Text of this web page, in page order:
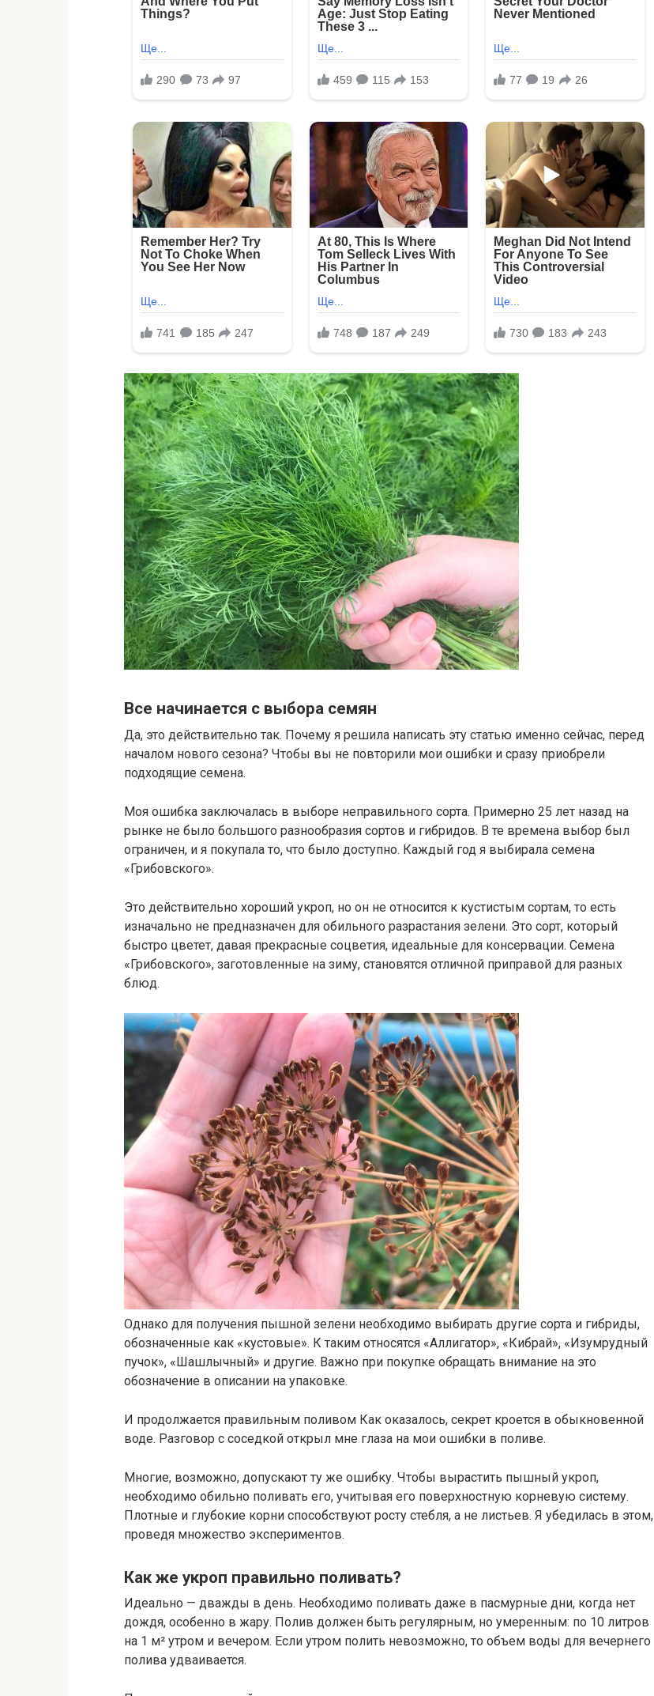
Все начинается с выбора семян
Да, это действительно так. Почему я решила написать эту статью именно сейчас, перед
началом нового сезона? Чтобы вы не повторили мои ошибки и сразу приобрели
подходящие семена.
Моя ошибка заключалась в выборе неправильного сорта. Примерно 25 лет назад на
рынке не было большого разнообразия сортов и гибридов. В те времена выбор был
ограничен, и я покупала то, что было доступно. Каждый год я выбирала семена
«Грибовского».
Это действительно хороший укроп, но он не относится к кустистым сортам, то есть
изначально не предназначен для обильного разрастания зелени. Это сорт, который
быстро цветет, давая прекрасные соцветия, идеальные для консервации. Семена
«Грибовского», заготовленные на зиму, становятся отличной приправой для разных
блюд.
Однако для получения пышной зелени необходимо выбирать другие сорта и гибриды,
обозначенные как «кустовые». К таким относятся «Аллигатор», «Кибрай», «Изумрудный
пучок», «Шашлычный» и другие. Важно при покупке обращать внимание на это
обозначение в описании на упаковке.
И продолжается правильным поливом Как оказалось, секрет кроется в обыкновенной
воде. Разговор с соседкой открыл мне глаза на мои ошибки в поливе.
Многие, возможно, допускают ту же ошибку. Чтобы вырастить пышный укроп,
необходимо обильно поливать его, учитывая его поверхностную корневую систему.
Плотные и глубокие корни способствуют росту стебля, а не листьев. Я убедилась в этом,
проведя множество экспериментов.
Как же укроп правильно поливать?
Идеально — дважды в день. Необходимо поливать даже в пасмурные дни, когда нет
дождя, особенно в жару. Полив должен быть регулярным, но умеренным: по 10 литров
на 1 м² утром и вечером. Если утром полить невозможно, то объем воды для вечернего
полива удваивается.